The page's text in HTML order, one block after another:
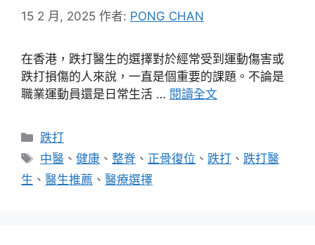
15 2 月, 2025 作者: PONG CHAN
在香港，跌打醫生的選擇對於經常受到運動傷害或
跌打損傷的人來說，一直是個重要的課題。不論是
職業運動員還是日常生活 … 閱讀全文
分
類
跌打
標
籤
中醫 、健康 、整脊 、 正骨復位 、 跌打 、 跌打醫
生 、 醫生推薦 、 醫療選擇